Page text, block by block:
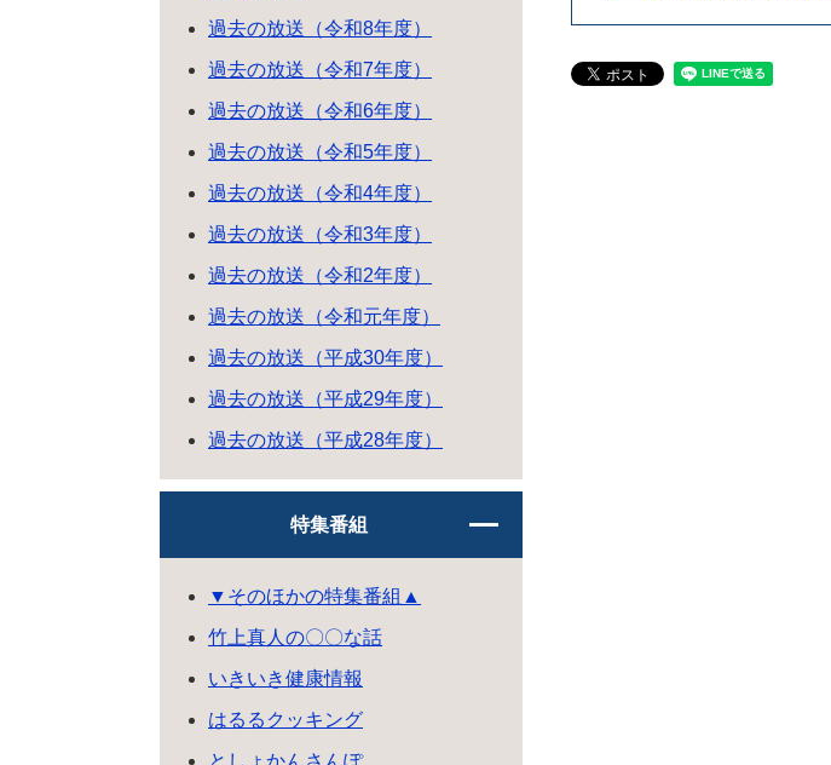
過去の放送（令和8年度）
過去の放送（令和7年度）
過去の放送（令和6年度）
過去の放送（令和5年度）
過去の放送（令和4年度）
過去の放送（令和3年度）
過去の放送（令和2年度）
過去の放送（令和元年度）
過去の放送（平成30年度）
過去の放送（平成29年度）
過去の放送（平成28年度）
特集番組
▼そのほかの特集番組▲
竹上真人の〇〇な話
いきいき健康情報
はるるクッキング
としょかんさんぽ